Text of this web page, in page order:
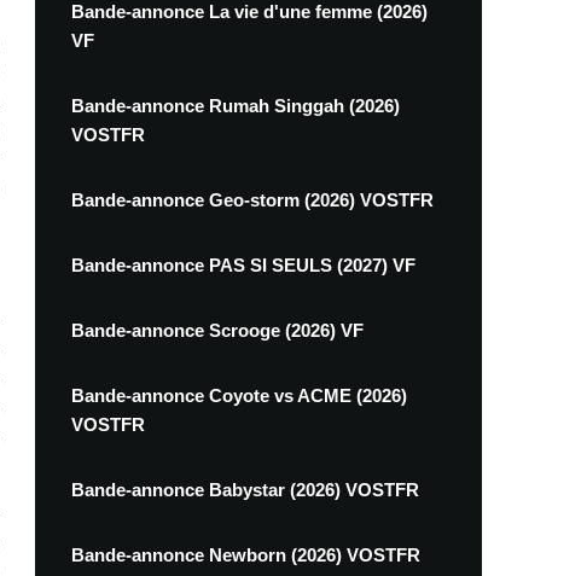
Bande-annonce La vie d'une femme (2026)
VF
Bande-annonce Rumah Singgah (2026)
VOSTFR
Bande-annonce Geo-storm (2026) VOSTFR
Bande-annonce PAS SI SEULS (2027) VF
Bande-annonce Scrooge (2026) VF
Bande-annonce Coyote vs ACME (2026)
VOSTFR
Bande-annonce Babystar (2026) VOSTFR
Bande-annonce Newborn (2026) VOSTFR